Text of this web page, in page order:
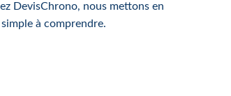
DevisChrono, nous mettons en
à comprendre.